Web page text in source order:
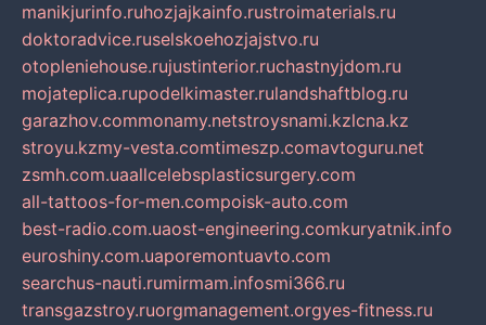
manikjurinfo.ruhozjajkainfo.rustroimaterials.ru
doktoradvice.ruselskoehozjajstvo.ru
otopleniehouse.rujustinterior.ruchastnyjdom.ru
mojateplica.rupodelkimaster.rulandshaftblog.ru
garazhov.commonamy.netstroysnami.kzlcna.kz
stroyu.kzmy-vesta.comtimeszp.comavtoguru.net
zsmh.com.uaallcelebsplasticsurgery.com
all-tattoos-for-men.compoisk-auto.com
best-radio.com.uaost-engineering.comkuryatnik.info
euroshiny.com.uaporemontuavto.com
searchus-nauti.rumirmam.infosmi366.ru
transgazstroy.ruorgmanagement.orgyes-fitness.ru